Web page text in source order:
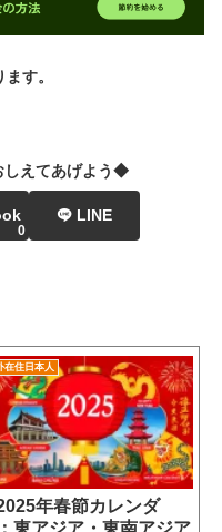
す。
しえてあげよう◆
0
LINE
在住日本人
年春節カレンダ
東アジア・東南アジア